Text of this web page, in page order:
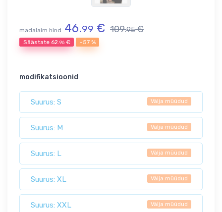
madalaim hind 46.99 € 109.95€
Säästate 62.96€ -57 %
modifikatsioonid
Suurus: S Välja müüdud
Suurus: M Välja müüdud
Suurus: L Välja müüdud
Suurus: XL Välja müüdud
Suurus: XXL Välja müüdud